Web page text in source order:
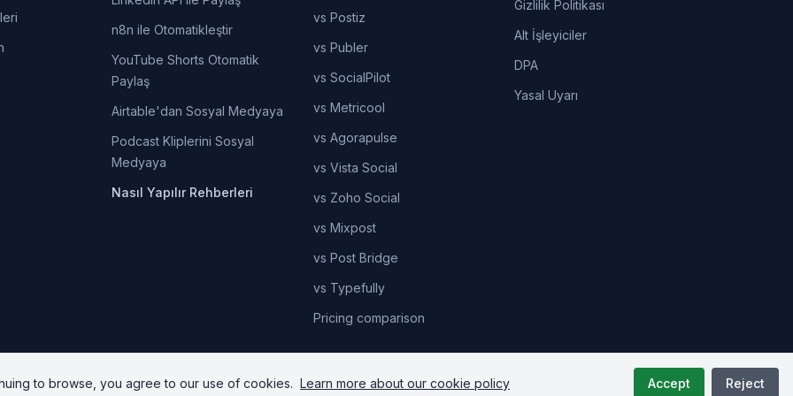
n8n ile Otomatikleştir
YouTube Shorts Otomatik
Paylaş
Airtable'dan Sosyal Medyaya
Podcast Kliplerini Sosyal
Medyaya
Nasıl Yapılır Rehberleri
vs Postiz
vs Publer
vs SocialPilot
vs Metricool
vs Agorapulse
vs Vista Social
vs Zoho Social
vs Mixpost
vs Post Bridge
vs Typefully
Pricing comparison
Gizlilik Politikası
Alt İşleyiciler
DPA
Yasal Uyarı
Status
to browse, you agree to our use of cookies. Learn more about our cookie policy Accept Reject